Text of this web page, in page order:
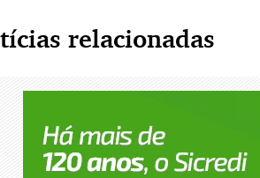
relacionadas